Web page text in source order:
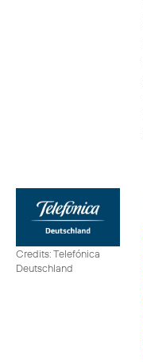
Credits: Telefónica
Deutschland